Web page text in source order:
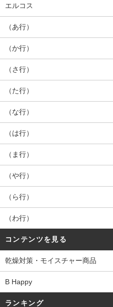
エルコス
（あ行）
（か行）
（さ行）
（た行）
（な行）
（は行）
（ま行）
（や行）
（ら行）
（わ行）
コンテンツを見る
乾燥対策・モイスチャー商品
B Happy
ランキング